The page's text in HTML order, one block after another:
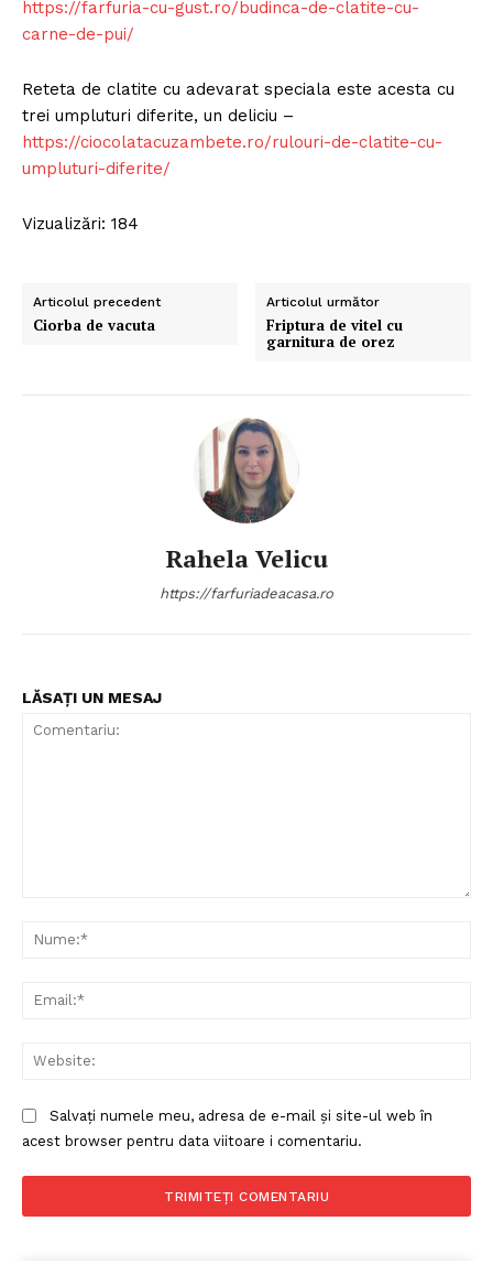
https://farfuria-cu-gust.ro/budinca-de-clatite-cu-
carne-de-pui/
Reteta de clatite cu adevarat speciala este acesta cu
trei umpluturi diferite, un deliciu –
https://ciocolatacuzambete.ro/rulouri-de-clatite-cu-
umpluturi-diferite/
Vizualizări: 184
Articolul precedent
Ciorba de vacuta
Articolul următor
Friptura de vitel cu
garnitura de orez
Rahela Velicu
https://farfuriadeacasa.ro
LĂSAȚI UN MESAJ
Salvați numele meu, adresa de e-mail și site-ul web în
acest browser pentru data viitoare i comentariu.